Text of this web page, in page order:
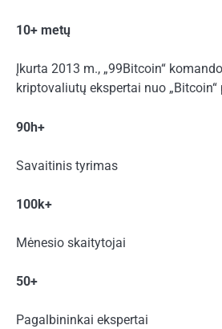
10+ metų
Įkurta 2013 m., „99Bitcoin“
kriptovaliutų ekspertai nuo „Bitcoin“
90h+
Savaitinis tyrimas
100k+
Mėnesio skaitytojai
50+
Pagalbininkai ekspertai